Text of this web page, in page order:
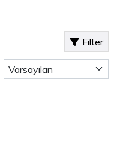
Filter